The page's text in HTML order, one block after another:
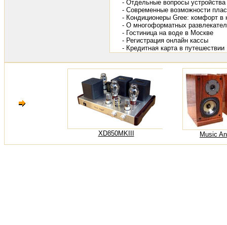
- Отдельные вопросы
- Современные возможности
- Кондиционеры Gree: комфорт в
- О многоформатных
- Гостиница на воде в Москве
- Регистрация онлайн кассы
- Кредитная карта в путешествии
XD850MKIII Music